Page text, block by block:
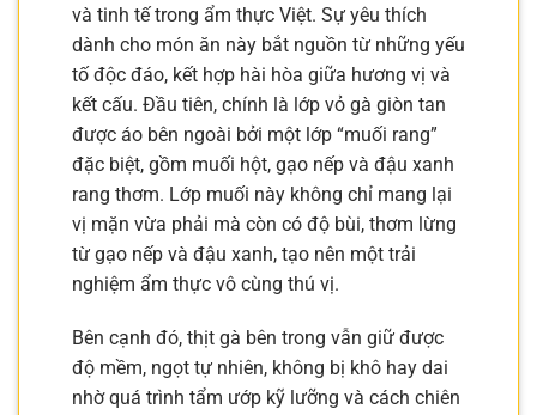
và tinh tế trong ẩm thực Việt. Sự yêu thích
dành cho món ăn này bắt nguồn từ những yếu
tố độc đáo, kết hợp hài hòa giữa hương vị và
kết cấu. Đầu tiên, chính là lớp vỏ gà giòn tan
được áo bên ngoài bởi một lớp “muối rang”
đặc biệt, gồm muối hột, gạo nếp và đậu xanh
rang thơm. Lớp muối này không chỉ mang lại
vị mặn vừa phải mà còn có độ bùi, thơm lừng
từ gạo nếp và đậu xanh, tạo nên một trải
nghiệm ẩm thực vô cùng thú vị.
Bên cạnh đó, thịt gà bên trong vẫn giữ được
độ mềm, ngọt tự nhiên, không bị khô hay dai
nhờ quá trình tẩm ướp kỹ lưỡng và cách chiên